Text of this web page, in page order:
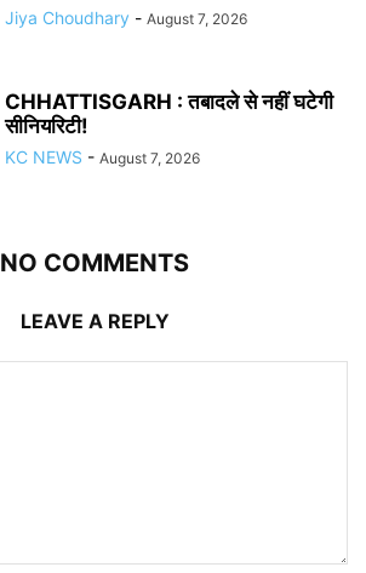
Jiya Choudhary - August 7, 2026
CHHATTISGARH : तबादले से नहीं घटेगी
सीनियरिटी!
KC NEWS - August 7, 2026
NO COMMENTS
LEAVE A REPLY